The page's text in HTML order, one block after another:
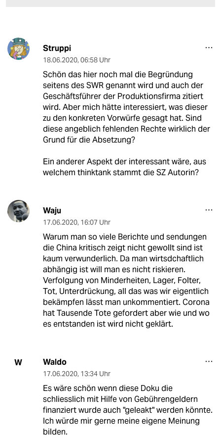
Struppi
18.06.2020, 06:58 Uhr
Schön das hier noch mal die Begründung
seitens des SWR genannt wird und auch der
Geschäftsführer der Produktionsfirma zitiert
wird. Aber mich hätte interessiert, was dieser
zu den konkreten Vorwürfe gesagt hat. Sind
diese angeblich fehlenden Rechte wirklich der
Grund für die Absetzung?
Ein anderer Aspekt der interessant wäre, aus
welchem thinktank stammt die SZ Autorin?
Waju
17.06.2020, 16:07 Uhr
Warum man so viele Berichte und sendungen
die China kritisch zeigt nicht gewollt sind ist
kaum verwunderlich. Da man wirtsdchaftlich
abhängig ist will man es nicht riskieren.
Verfolgung von Minderheiten, Lager, Folter,
Tot, Unterdrückung, all das was wir eigentlich
bekämpfen lässt man unkommentiert. Corona
hat Tausende Tote gefordert aber wie und wo
es entstanden ist wird nicht geklärt.
W Waldo
17.06.2020, 13:34 Uhr
Es wäre schön wenn diese Doku die
schliesslich mit Hilfe von Gebührengeldern
finanziert wurde auch "geleakt" werden könnte.
Ich würde mir gerne meine eigene Meinung
bilden.